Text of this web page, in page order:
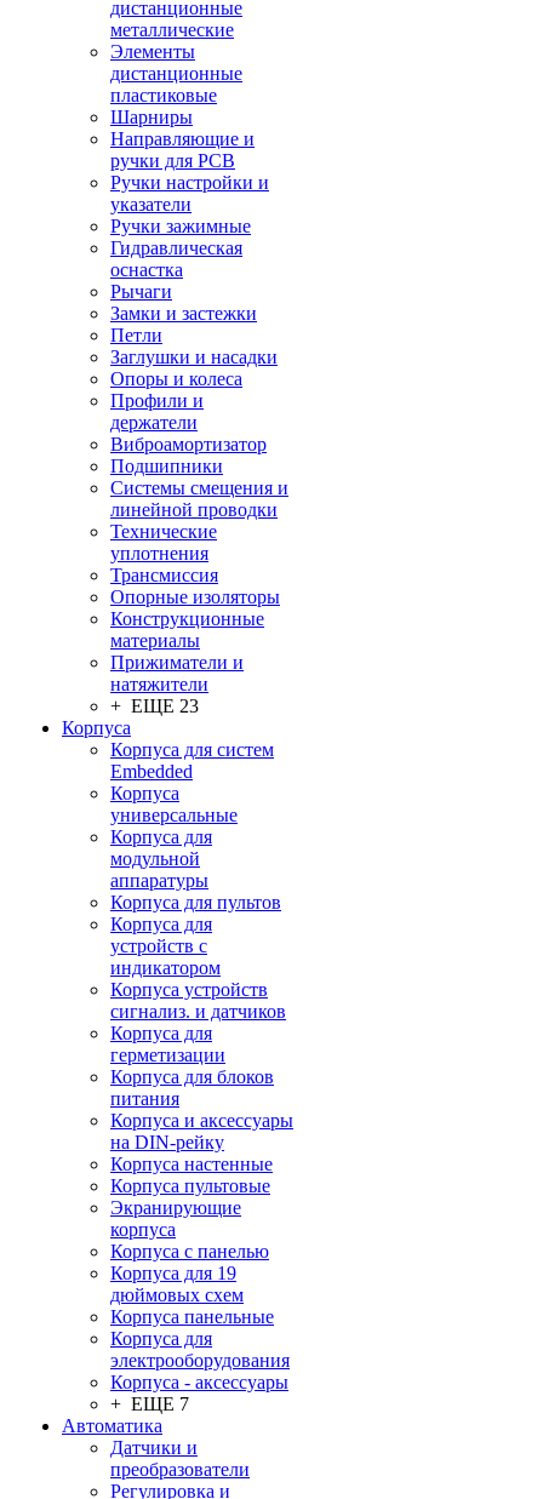
дистанционные
металлические
Элементы
дистанционные
пластиковые
Шарниры
Направляющие и
ручки для PCB
Ручки настройки и
указатели
Ручки зажимные
Гидравлическая
оснастка
Рычаги
Замки и застежки
Петли
Заглушки и насадки
Опоры и колеса
Профили и
держатели
Виброамортизатор
Подшипники
Системы смещения и
линейной проводки
Технические
уплотнения
Трансмиссия
Опорные изоляторы
Конструкционные
материалы
Прижиматели и
натяжители
+ ЕЩЕ 23
Корпуса
Корпуса для систем
Embedded
Корпуса
универсальные
Корпуса для
модульной
аппаратуры
Корпуса для пультов
Корпуса для
устройств с
индикатором
Корпуса устройств
сигнализ. и датчиков
Корпуса для
герметизации
Корпуса для блоков
питания
Корпуса и аксессуары
на DIN-рейку
Корпуса настенные
Корпуса пультовые
Экранирующие
корпуса
Корпуса с панелью
Корпуса для 19
дюймовых схем
Корпуса панельные
Корпуса для
электрооборудования
Корпуса - аксессуары
+ ЕЩЕ 7
Автоматика
Датчики и
преобразователи
Регулировка и